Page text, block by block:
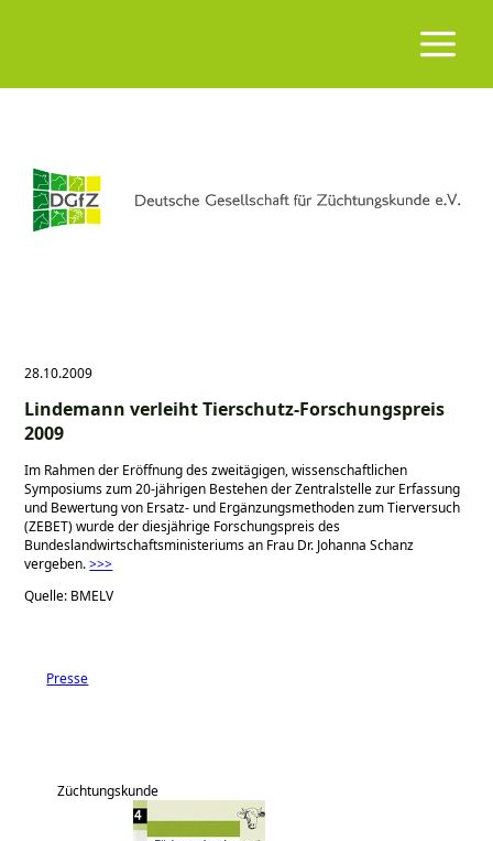
28.10.2009
Lindemann verleiht Tierschutz-Forschungspreis
2009
Im Rahmen der Eröffnung des zweitägigen, wissenschaftlichen
Symposiums zum 20-jährigen Bestehen der Zentralstelle zur Erfassung
und Bewertung von Ersatz- und Ergänzungsmethoden zum Tierversuch
(ZEBET) wurde der diesjährige Forschungspreis des
Bundeslandwirtschaftsministeriums an Frau Dr. Johanna Schanz
vergeben.>>>
Quelle: BMELV
Presse
Züchtungskunde